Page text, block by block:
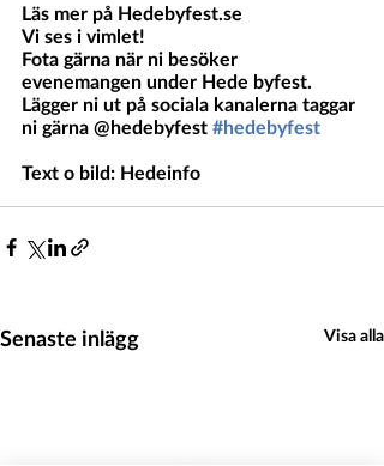
Läs mer på Hedebyfest.se
Vi ses i vimlet!
Fota gärna när ni besöker
evenemangen under Hede byfest.
Lägger ni ut på sociala kanalerna taggar
ni gärna @hedebyfest #hedebyfest
Text o bild: Hedeinfo
Senaste inlägg Visa alla